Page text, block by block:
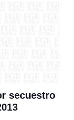
secuestro